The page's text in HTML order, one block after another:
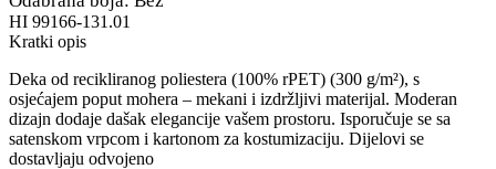
HI 99166-131.01
Kratki opis
Deka od recikliranog poliestera (100% rPET) (300 g/m²), s
osjećajem poput mohera – mekani i izdržljivi materijal. Moderan
dizajn dodaje dašak elegancije vašem prostoru. Isporučuje se sa
satenskom vrpcom i kartonom za kostumizaciju. Dijelovi se
dostavljaju odvojeno